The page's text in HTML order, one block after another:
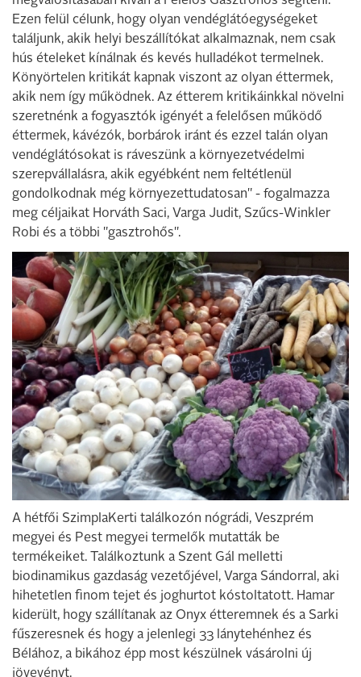
Ezen felül célunk, hogy olyan vendéglátóegységeket
találjunk, akik helyi beszállítókat alkalmaznak, nem csak
hús ételeket kínálnak és kevés hulladékot termelnek.
Könyörtelen kritikát kapnak viszont az olyan éttermek,
akik nem így működnek. Az étterem kritikáinkkal növelni
szeretnénk a fogyasztók igényét a felelősen működő
éttermek, kávézók, borbárok iránt és ezzel talán olyan
vendéglátósokat is ráveszünk a környezetvédelmi
szerepvállalásra, akik egyébként nem feltétlenül
gondolkodnak még környezettudatosan" - fogalmazza
meg céljaikat Horváth Saci, Varga Judit, Szűcs-Winkler
Robi és a többi "gasztrohős".
A hétfői SzimplaKerti találkozón nógrádi, Veszprém
megyei és Pest megyei termelők mutatták be
termékeiket. Találkoztunk a Szent Gál melletti
biodinamikus gazdaság vezetőjével, Varga Sándorral, aki
hihetetlen finom tejet és joghurtot kóstoltatott. Hamar
kiderült, hogy szállítanak az Onyx étteremnek és a Sarki
fűszeresnek és hogy a jelenlegi 33 lánytehénhez és
Bélához, a bikához épp most készülnek vásárolni új
jövevényt.